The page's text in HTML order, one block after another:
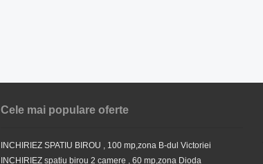
Cele mai populare oferte
INCHIRIEZ SPATIU BIROU , 100 mp,zona B-dul Victoriei
INCHIRIEZ spatiu birou 2 camere , 60 mp,zona Dioda